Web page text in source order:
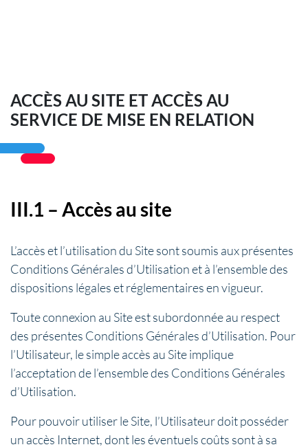
ACCÈS AU SITE ET ACCÈS AU
SERVICE DE MISE EN RELATION
III.1 – Accès au site
L’accès et l’utilisation du Site sont soumis aux présentes
Conditions Générales d’Utilisation et à l’ensemble des
dispositions légales et réglementaires en vigueur.
Toute connexion au Site est subordonnée au respect
des présentes Conditions Générales d’Utilisation. Pour
l’Utilisateur, le simple accès au Site implique
l’acceptation de l’ensemble des Conditions Générales
d’Utilisation.
Pour pouvoir utiliser le Site, l’Utilisateur doit posséder
un accès Internet, dont les éventuels coûts sont à sa